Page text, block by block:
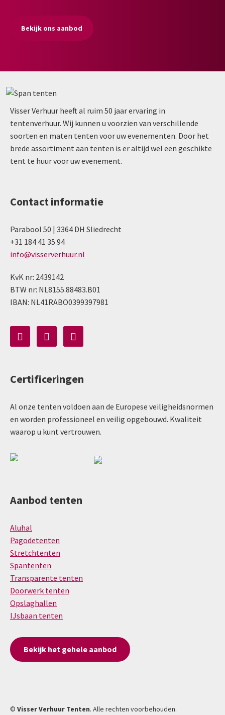
Bekijk ons aanbod
Visser Verhuur heeft al ruim 50 jaar ervaring in
tentenverhuur. Wij kunnen u voorzien van verschillende
soorten en maten tenten voor uw evenementen. Door het
brede assortiment aan tenten is er altijd wel een geschikte
tent te huur voor uw evenement.
Contact informatie
Parabool 50 | 3364 DH Sliedrecht
+31 184 41 35 94
info@visserverhuur.nl
KvK nr: 2439142
BTW nr: NL8155.88483.B01
IBAN: NL41RABO0399397981
Certificeringen
Al onze tenten voldoen aan de Europese veiligheidsnormen
en worden professioneel en veilig opgebouwd. Kwaliteit
waarop u kunt vertrouwen.
Aanbod tenten
Aluhal
Pagodetenten
Stretchtenten
Spantenten
Transparente tenten
Doorwerk tenten
Opslaghallen
IJsbaan tenten
Bekijk het gehele aanbod
© Visser Verhuur Tenten. Alle rechten voorbehouden.